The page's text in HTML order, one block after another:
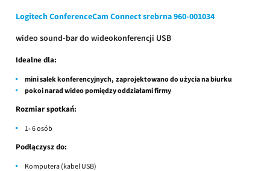
Logitech ConferenceCam Connect srebrna 960-001034
wideo sound-bar do wideokonferencji USB
Idealne dla:
mini salek konferencyjnych, zaprojektowano do użycia na biurku
pokoi narad wideo pomiędzy oddziałami firmy
Rozmiar spotkań:
1- 6 osób
Podłączysz do:
Komputera (kabel USB)